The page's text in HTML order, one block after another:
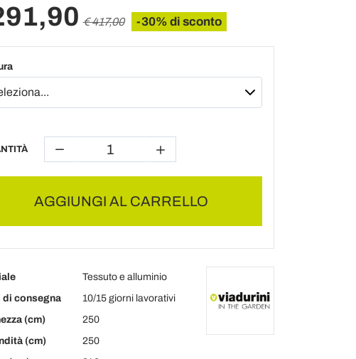
€ 417,00 -30% di sconto
AGGIUNGI AL CARRELLO
Tessuto e alluminio
di consegna
10/15 giorni lavorativi
(cm)
250
(cm)
250